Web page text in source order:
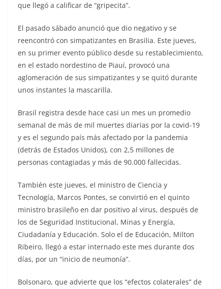
que llegó a calificar de “gripecita”.
El pasado sábado anunció que dio negativo y se
reencontró con simpatizantes en Brasilia. Este jueves,
en su primer evento público desde su restablecimiento,
en el estado nordestino de Piauí, provocó una
aglomeración de sus simpatizantes y se quitó durante
unos instantes la mascarilla.
Brasil registra desde hace casi un mes un promedio
semanal de más de mil muertes diarias por la covid-19
y es el segundo país más afectado por la pandemia
(detrás de Estados Unidos), con 2,5 millones de
personas contagiadas y más de 90.000 fallecidas.
También este jueves, el ministro de Ciencia y
Tecnología, Marcos Pontes, se convirtió en el quinto
ministro brasileño en dar positivo al virus, después de
los de Seguridad Institucional, Minas y Energía,
Ciudadanía y Educación. Solo el de Educación, Milton
Ribeiro, llegó a estar internado este mes durante dos
días, por un “inicio de neumonía”.
Bolsonaro, que advierte que los “efectos colaterales” de